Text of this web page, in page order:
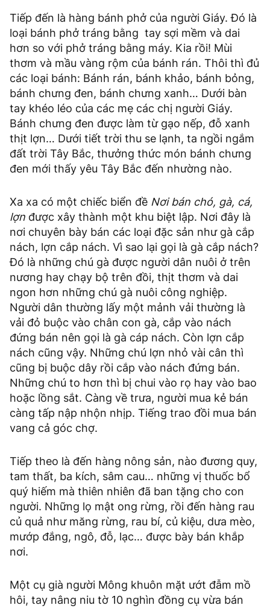
Tiếp đến là hàng bánh phở của người Giáy. Đó là
loại bánh phở tráng bằng tay sợi mềm và dai
hơn so với phở tráng bằng máy. Kia rồi! Mùi
thơm và mầu vàng rộm của bánh rán. Thôi thì đủ
các loại bánh: Bánh rán, bánh khảo, bánh bỏng,
bánh chưng đen, bánh chưng xanh… Dưới bàn
tay khéo léo của các mẹ các chị người Giáy.
Bánh chưng đen được làm từ gạo nếp, đỗ xanh
thịt lợn… Dưới tiết trời thu se lạnh, ta ngồi ngắm
đất trời Tây Bắc, thưởng thức món bánh chưng
đen mới thấy yêu Tây Bắc đến nhường nào.
Xa xa có một chiếc biển đề Nơi bán chó, gà, cá,
lợn được xây thành một khu biệt lập. Nơi đây là
nơi chuyên bày bán các loại đặc sản như gà cắp
nách, lợn cắp nách. Vì sao lại gọi là gà cắp nách?
Đó là những chú gà được người dân nuôi ở trên
nương hay chạy bộ trên đồi, thịt thơm và dai
ngon hơn những chú gà nuôi công nghiệp.
Người dân thường lấy một mảnh vải thường là
vải đỏ buộc vào chân con gà, cắp vào nách
đứng bán nên gọi là gà cáp nách. Còn lợn cắp
nách cũng vậy. Những chú lợn nhỏ vài cân thì
cũng bị buộc dây rồi cắp vào nách đứng bán.
Những chú to hơn thì bị chui vào rọ hay vào bao
hoặc lồng sắt. Càng về trưa, người mua kẻ bán
càng tấp nập nhộn nhịp. Tiếng trao đồi mua bán
vang cả góc chợ.
Tiếp theo là đến hàng nông sản, nào đương quy,
tam thất, ba kích, sâm cau… những vị thuốc bổ
quý hiếm mà thiên nhiên đã ban tặng cho con
người. Những lọ mật ong rừng, rồi đến hàng rau
củ quả như măng rừng, rau bí, củ kiệu, dưa mèo,
mướp đắng, ngô, đỗ, lạc… được bày bán khắp
nơi.
Một cụ già người Mông khuôn mặt ướt đẫm mồ
hôi, tay nâng niu tờ 10 nghìn đồng cụ vừa bán